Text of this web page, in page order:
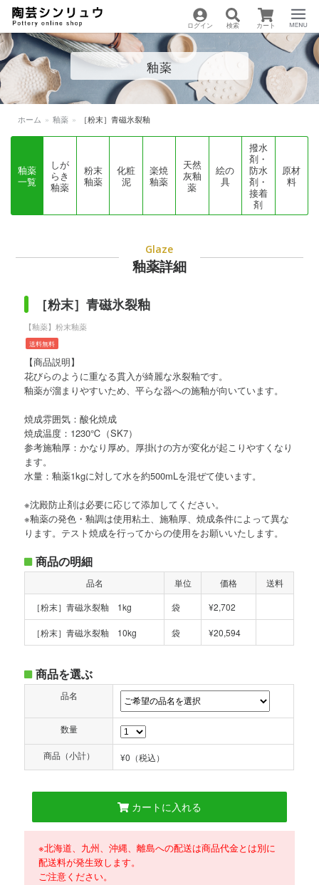
陶芸用品の通販サイト
| 陶芸シンリュウ
ログイン 検索 カート
Menu
釉薬
ホーム » 釉薬 » ［粉末］青磁氷裂釉
釉薬
一覧
しが
らき
釉薬
粉末
釉薬
化粧
泥
楽焼
釉薬
天然
灰釉
薬
絵の
具
撥水
剤・
防水
剤・
接着
剤
原材
料
Glaze
釉薬詳細
［粉末］青磁氷裂釉
【釉薬】粉末釉薬
送料無料
【商品説明】
花びらのように重なる貫入が綺麗な氷裂釉です。
釉薬が溜まりやすいため、平らな器への施釉が向いています。
焼成雰囲気：酸化焼成
焼成温度：1230℃（SK7）
参考施釉厚：かなり厚め。厚掛けの方が変化が起こりやすくなり
ます。
水量：釉薬1kgに対して水を約500mLを混ぜて使います。
※沈殿防止剤は必要に応じて添加してください。
※釉薬の発色・釉調は使用粘土、施釉厚、焼成条件によって異な
ります。テスト焼成を行ってからの使用をお願いいたします。
商品の明細
品名 単位 価格
送料
［粉末］青磁氷裂釉 1kg
袋 ¥2,702
［粉末］青磁氷裂釉 10kg 袋 ¥20,594
商品を選ぶ
品名
数量
商品（小計） ¥0 （税込）
カートに入れる
※北海道、九州、沖縄、離島への配送は商品代金とは別に
配送料が発生致します。
ご注意ください。